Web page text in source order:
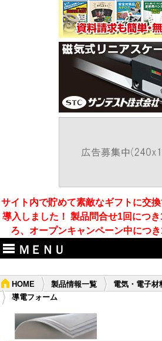
サイト内で貯めて素敵なギフトに交
導入しました！ 製品問合せ1回につ
ろ、オープンキャンペーン中につ
ＭＥＮＵ
HOME 製品情報一覧 電気・電子材
導電フォーム